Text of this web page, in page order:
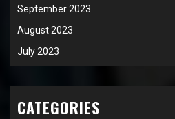
September 2023
August 2023
July 2023
CATEGORIES